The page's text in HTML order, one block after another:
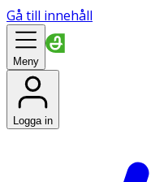
Gå till innehåll
Meny
Logga in